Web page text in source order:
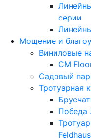
серии
Мощение и
Виниловые
CM
Садовый
Тротуарная
Победа